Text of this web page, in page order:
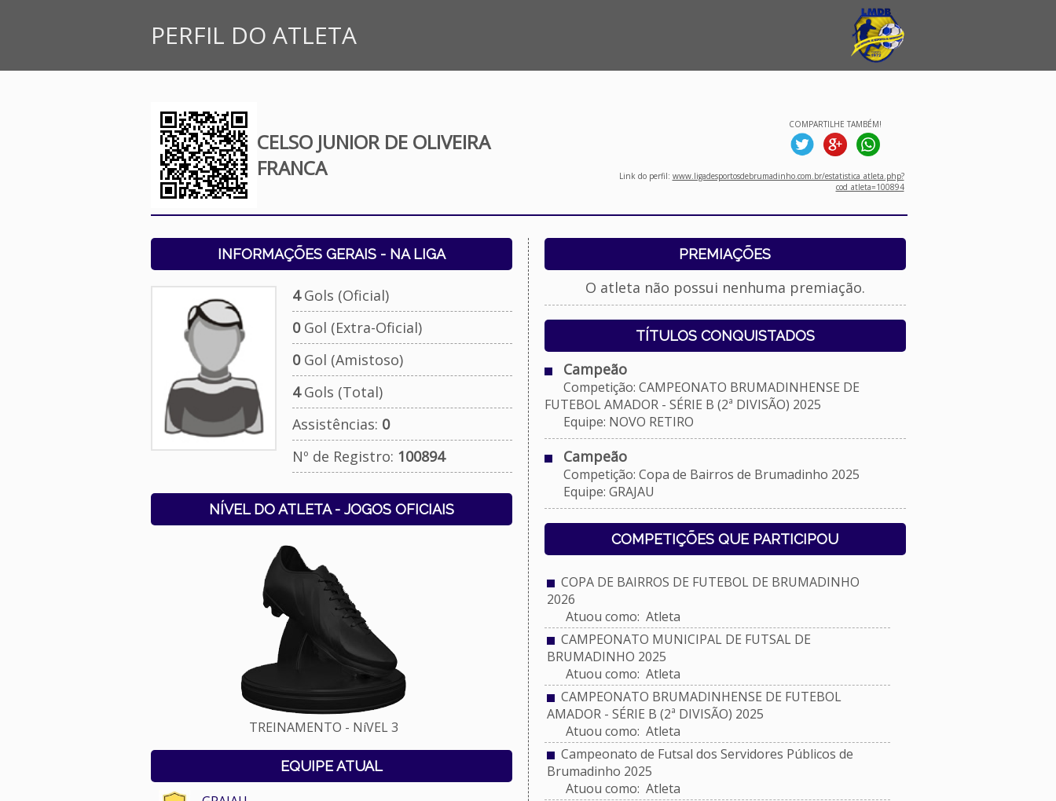
PERFIL DO ATLETA
CELSO JUNIOR DE OLIVEIRA
FRANCA
COMPARTILHE TAMBÉM!
Link do perfil: www.ligadesportosdebrumadinho.com.br/estatistica_atleta.php?
cod_atleta=100894
INFORMAÇÕES GERAIS - NA LIGA
4Gols (Oficial)
0Gol (Extra-Oficial)
0Gol (Amistoso)
4Gols (Total)
Assistências: 0
Nº de Registro: 100894
NÍVEL DO ATLETA - JOGOS OFICIAIS
TREINAMENTO - NíVEL 3
EQUIPE ATUAL
PREMIAÇÕES
O atleta não possui nenhuma premiação.
TÍTULOS CONQUISTADOS
Campeão
Competição: CAMPEONATO BRUMADINHENSE DE
FUTEBOL AMADOR - SÉRIE B (2ª DIVISÃO) 2025
Equipe: NOVO RETIRO
Campeão
Competição: Copa de Bairros de Brumadinho 2025
Equipe: GRAJAU
COMPETIÇÕES QUE PARTICIPOU
COPA DE BAIRROS DE FUTEBOL DE BRUMADINHO
2026
Atuou como: Atleta
CAMPEONATO MUNICIPAL DE FUTSAL DE
BRUMADINHO 2025
Atuou como: Atleta
CAMPEONATO BRUMADINHENSE DE FUTEBOL
AMADOR - SÉRIE B (2ª DIVISÃO) 2025
Atuou como: Atleta
Campeonato de Futsal dos Servidores Públicos de
Brumadinho 2025
Atuou como: Atleta